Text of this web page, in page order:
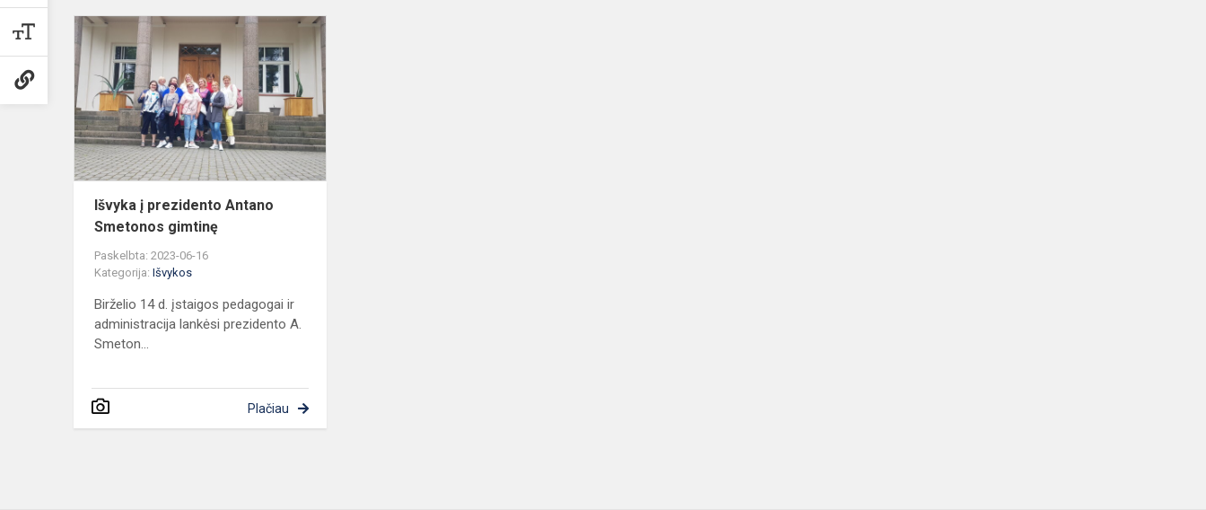
Išvyka
į
prezidento
Smetonos
gimtinę
Išvyka į prezidento Antano
Smetonos gimtinę
Paskelbta: 2023-06-16
Kategorija: Išvykos
Birželio 14 d. įstaigos pedagogai ir
administracija lankėsi prezidento A.
Smeton...
Plačiau